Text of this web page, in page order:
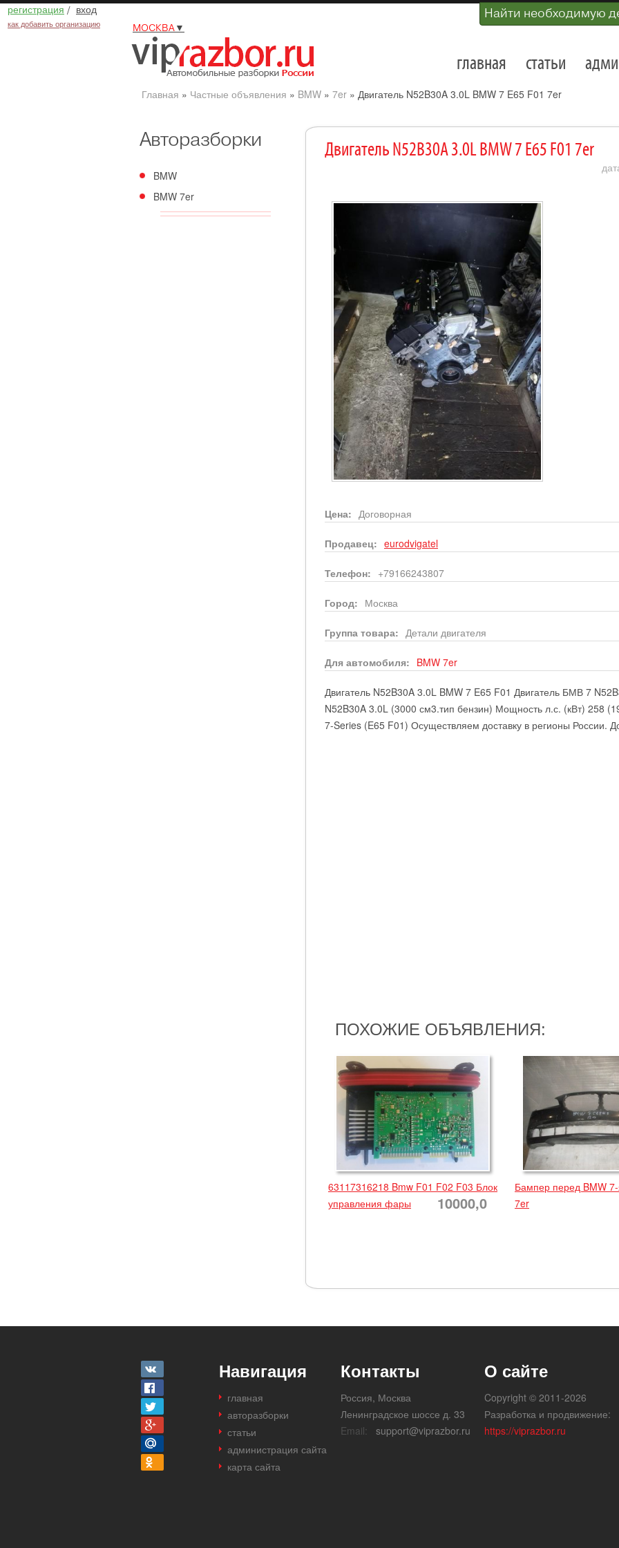
регистрация / вход
как добавить организацию
Найти необходимую
МОСКВА▼
главная статьи
Главная » Частные объявления » BMW» 7er» Двигатель N52B30A 3.0L BMW 7 E65 F01 7er
Авторазборки
BMW
BMW 7er
Двигатель N52B30A 3.0L BMW 7 E65 F01 7er
Цена: Договорная
Продавец: eurodvigatel
Телефон: +79166243807
Город: Москва
Группа товара: Детали двигателя
Для автомобиля: BMW 7er
Двигатель N52B30A 3.0L BMW 7 E65 F01 Двигатель БМВ 7
N52B30A 3.0L (3000 см3.тип бензин) Мощность л.с. (кВт) 258
7-Series (E65 F01) Осуществляем доставку в регионы России.
ПОХОЖИЕ ОБЪЯВЛЕНИЯ:
63117316218 Bmw F01 F02 F03 Блок
управления фары
10000,0
Бампер перед BMW
7er
Навигация
главная
авторазборки
статьи
администрация сайта
карта сайта
Контакты
Россия, Москва
Ленинградское шоссе д. 33
Email:
support@viprazbor.ru
О сайте
Copyright © 2011-2026
Разработка и продвижение:
https://viprazbor.ru